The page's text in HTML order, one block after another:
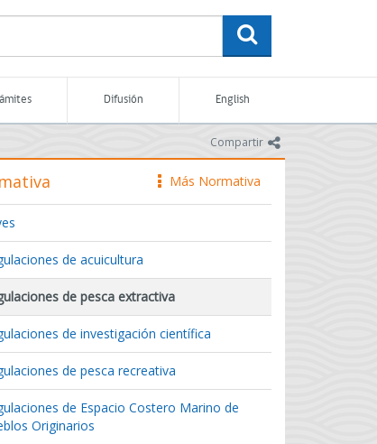
Difusión English
Compartir icono
icono
Más Normativa
de acuicultura
de pesca extractiva
de investigación científica
de pesca recreativa
de Espacio Costero Marino de
Originarios